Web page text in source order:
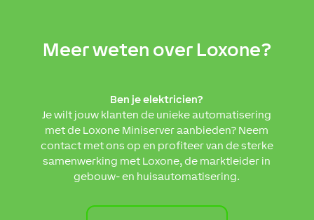
Meer weten over Loxone?
Ben je elektricien?
Je wilt jouw klanten de unieke automatisering
met de Loxone Miniserver aanbieden? Neem
contact met ons op en profiteer van de sterke
samenwerking met Loxone, de marktleider in
gebouw- en huisautomatisering.